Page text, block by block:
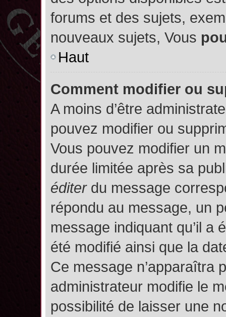
forums et des sujets,
nouveaux sujets, Vous
Haut
Comment modifier ou
A moins d’être
pouvez modifier ou
Vous pouvez modifier un
durée limitée après sa
éditerdu message
répondu au message, un
message indiquant qu’il a
été modifié ainsi que la
Ce message n’apparaîtra
administrateur modifie le
possibilité de laisser une